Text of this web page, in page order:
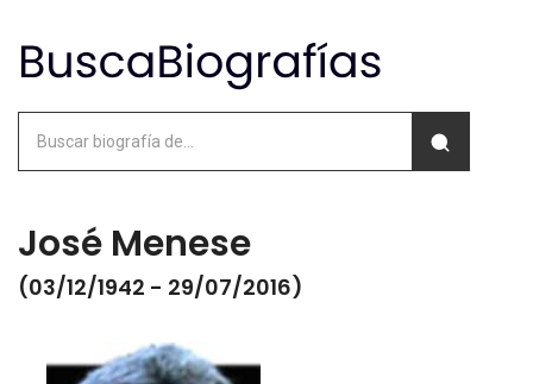
José Menese
(03/12/1942 - 29/07/2016)